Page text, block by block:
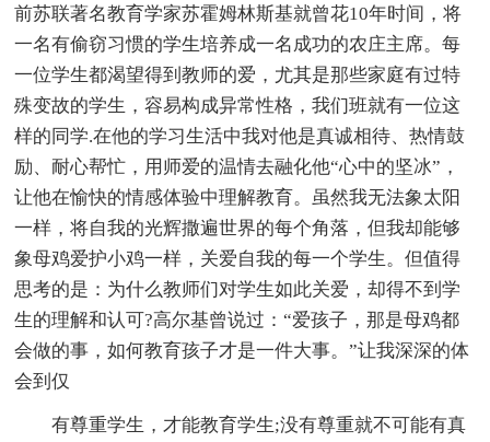
前苏联著名教育学家苏霍姆林斯基就曾花10年时间，将
一名有偷窃习惯的学生培养成一名成功的农庄主席。每
一位学生都渴望得到教师的爱，尤其是那些家庭有过特
殊变故的学生，容易构成异常性格，我们班就有一位这
样的同学.在他的学习生活中我对他是真诚相待、热情鼓
励、耐心帮忙，用师爱的温情去融化他“心中的坚冰”，
让他在愉快的情感体验中理解教育。虽然我无法象太阳
一样，将自我的光辉撒遍世界的每个角落，但我却能够
象母鸡爱护小鸡一样，关爱自我的每一个学生。但值得
思考的是：为什么教师们对学生如此关爱，却得不到学
生的理解和认可?高尔基曾说过：“爱孩子，那是母鸡都
会做的事，如何教育孩子才是一件大事。”让我深深的体
会到仅
有尊重学生，才能教育学生;没有尊重就不可能有真